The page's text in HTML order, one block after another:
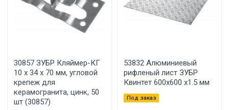
30857 ЗУБР Кляймер-КГ
10 х 34 х 70 мм, угловой
крепеж для
керамогранита, цинк, 50
шт (30857)
53832 Алюминиевый
рифленый лист ЗУБР
Квинтет 600х600 х1.5 мм
Под заказ